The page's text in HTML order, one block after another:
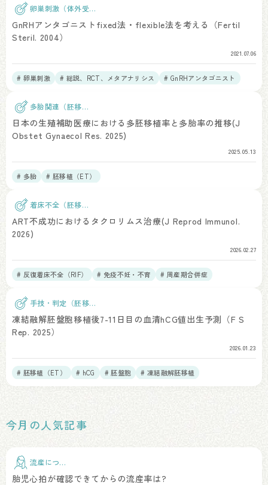
卵巣刺激（体外受
GnRHアンタゴニストfixed法・flexible法を考える（Fertil
Steril. 2004）
2021.07.06
# 卵巣刺激 # 総説、RCT、メタアナリシス # GnRHアンタゴニスト
多胎関連（胚移
日本の生殖補助医療における多胚移植率と多胎率の推移(J
Obstet Gynaecol Res. 2025)
2025.05.13
# 多胎 # 胚移植（ET）
着床不全（胚移
ART不成功におけるタクロリムス治療(J Reprod Immunol.
2026)
2026.02.27
# 反復着床不全（RIF） # 免疫不妊・不育
# 周産期合併症
手技・判定（胚移
凍結融解胚盤胞移植後7-11日目の血清hCG値出生予測（F S
Rep. 2025）
2026.01.23
# 胚移植（ET） # hCG # 胚盤胞 # 凍結融解胚移植
今月の人気記事
流産につい
胎児心拍が確認できてからの流産率は?